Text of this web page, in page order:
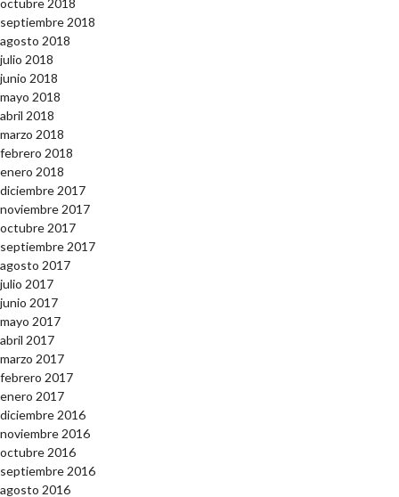
septiembre 2018
agosto 2018
julio 2018
junio 2018
mayo 2018
abril 2018
marzo 2018
febrero 2018
enero 2018
diciembre 2017
noviembre 2017
octubre 2017
septiembre 2017
agosto 2017
julio 2017
junio 2017
mayo 2017
abril 2017
marzo 2017
febrero 2017
enero 2017
diciembre 2016
noviembre 2016
octubre 2016
septiembre 2016
agosto 2016